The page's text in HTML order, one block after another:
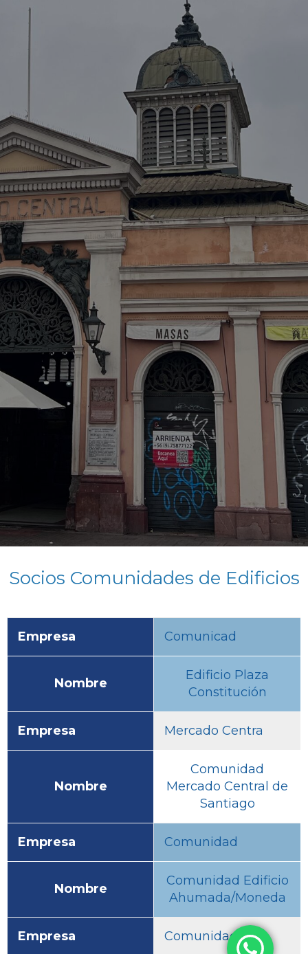
Socios Comunidades de Edificios
Empresa Comunicad
Nombre
Edificio Plaza
Constitución
Empresa Mercado Centra
Nombre
Comunidad
Mercado Central de
Santiago
Empresa Comunidad
Nombre
Comunidad Edificio
Ahumada/Moneda
Empresa Comunidad